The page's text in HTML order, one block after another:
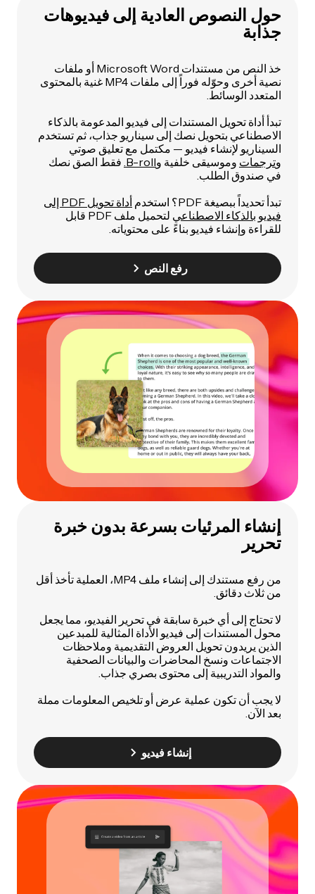
حول النصوص العادية إلى فيديوهات
جذابة
خذ النص من مستندات Microsoft Word أو ملفات
نصية أخرى وحوّله فوراً إلى ملفات MP4 غنية بالمحتوى
المتعدد الوسائط.
تبدأ أداة تحويل المستندات إلى فيديو المدعومة بالذكاء
الاصطناعي بتحويل نصك إلى سيناريو جذاب، ثم تستخدم
السيناريو لإنشاء فيديو — مكتمل مع تعليق صوتي
وترجمات وموسيقى خلفية وB-roll. فقط الصق نصك
في صندوق الطلب.
تبدأ تحديداً ببصيغة PDF؟ استخدم
أداة تحويل PDF إلى
فيديو بالذكاء الاصطناعي
لتحميل ملف PDF قابل
للقراءة وإنشاء فيديو بناءً على محتوياته.
رفع النص
إنشاء المرئيات بسرعة بدون خبرة
تحرير
من رفع مستندك إلى إنشاء ملف MP4، العملية تأخذ أقل
من ثلاث دقائق.
لا تحتاج إلى أي خبرة سابقة في تحرير الفيديو، مما يجعل
محول المستندات إلى فيديو الأداة المثالية للمبدعين
الذين يريدون تحويل العروض التقديمية وملاحظات
الاجتماعات ونسخ المحاضرات والبيانات الصحفية
والمواد التدريبية إلى محتوى بصري جذاب.
لا يجب أن تكون عملية عرض أو تلخيص المعلومات مملة
بعد الآن.
إنشاء فيديو